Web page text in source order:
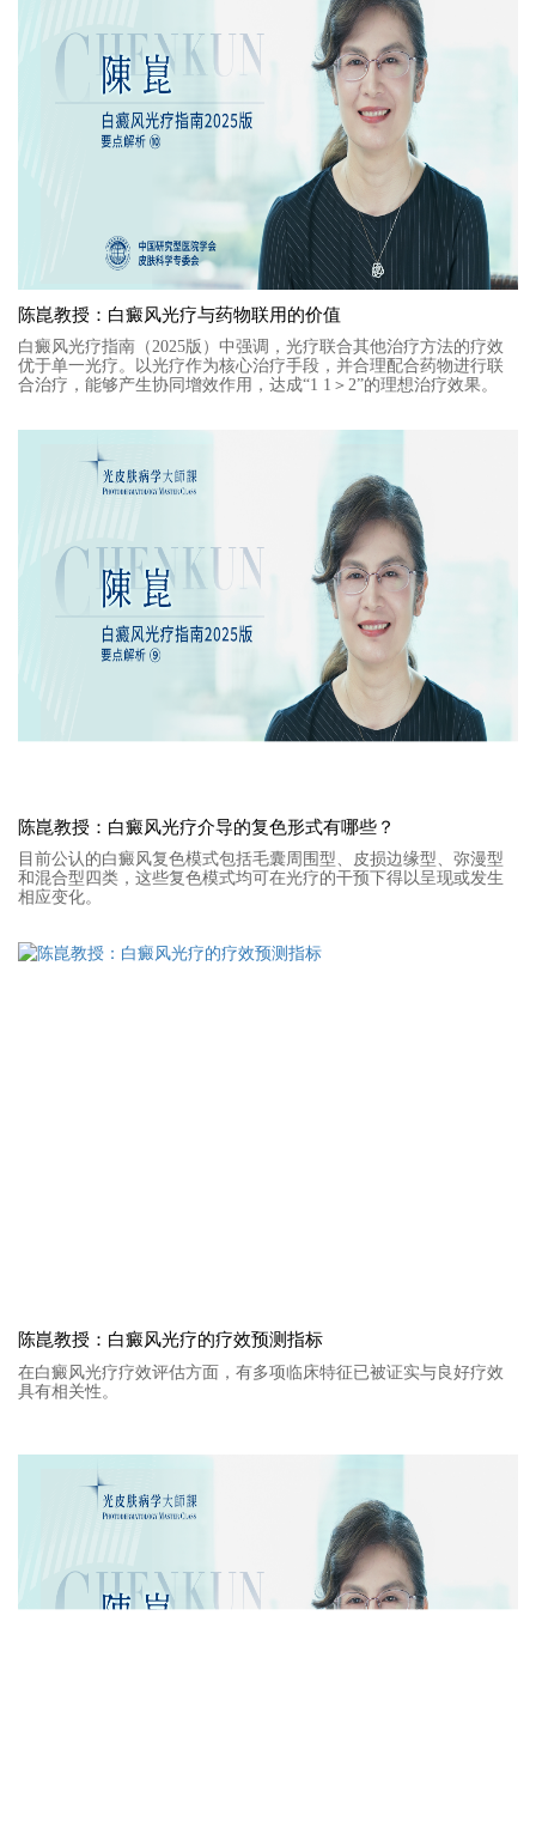
陈崑教授：白癜风光疗与药物联用的价值
白癜风光疗指南（2025版）中强调，光疗联合其他治疗方法的疗效
优于单一光疗。以光疗作为核心治疗手段，并合理配合药物进行联
合治疗，能够产生协同增效作用，达成“1 1＞2”的理想治疗效果。
陈崑教授：白癜风光疗介导的复色形式有哪些？
目前公认的白癜风复色模式包括毛囊周围型、皮损边缘型、弥漫型
和混合型四类，这些复色模式均可在光疗的干预下得以呈现或发生
相应变化。
陈崑教授：白癜风光疗的疗效预测指标
在白癜风光疗疗效评估方面，有多项临床特征已被证实与良好疗效
具有相关性。